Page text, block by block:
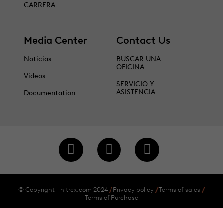
CARRERA
Media Center
Noticias
Videos
Documentation
Contact Us
BUSCAR UNA
OFICINA
SERVICIO Y
ASISTENCIA
© Copyright - nitrex.com 2024 Privacy policy
Terms of sales
Terms of Purchase